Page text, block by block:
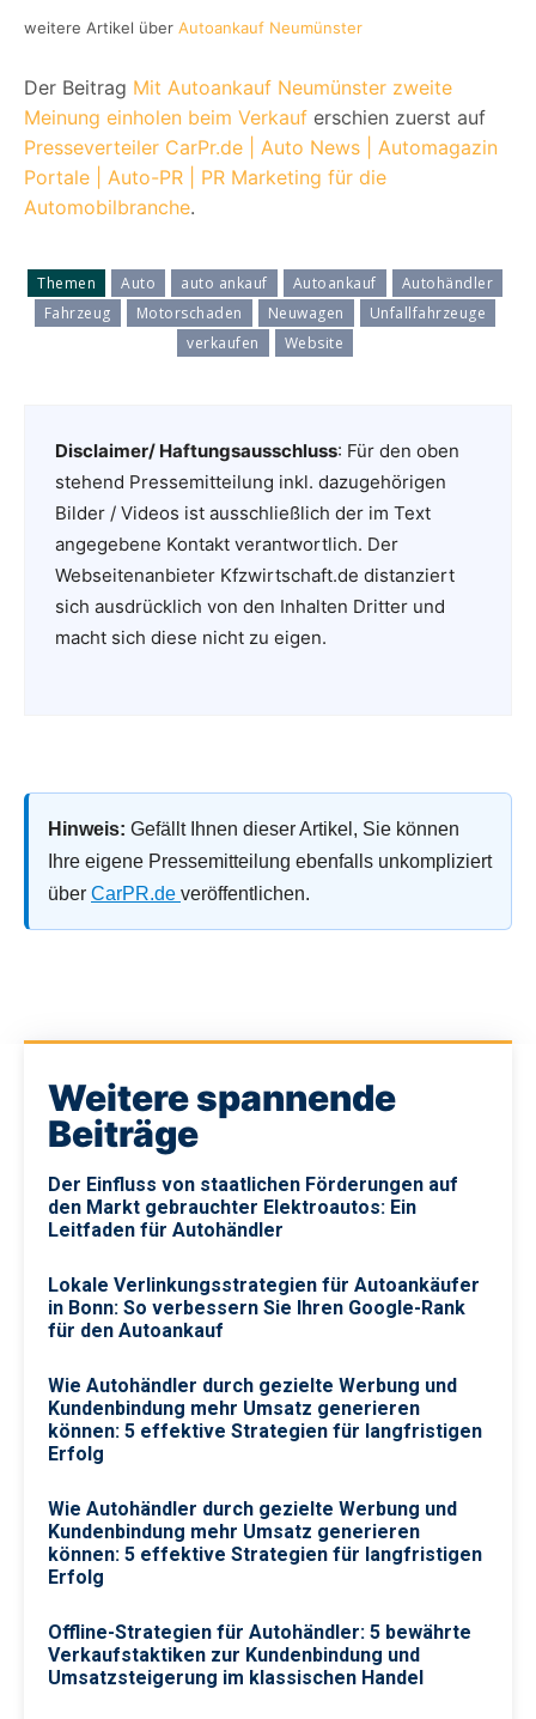
weitere Artikel über Autoankauf Neumünster
Der Beitrag Mit Autoankauf Neumünster zweite
Meinung einholen beim Verkauf erschien zuerst auf
Presseverteiler CarPr.de | Auto News | Automagazin
Portale | Auto-PR | PR Marketing für die
Automobilbranche.
Themen Auto auto ankauf Autoankauf
Autohändler
Fahrzeug
Motorschaden Neuwagen
Unfallfahrzeuge
verkaufen
Website
Disclaimer/ Haftungsausschluss: Für den oben
stehend Pressemitteilung inkl. dazugehörigen
Bilder / Videos ist ausschließlich der im Text
angegebene Kontakt verantwortlich. Der
Webseitenanbieter Kfzwirtschaft.de distanziert
sich ausdrücklich von den Inhalten Dritter und
macht sich diese nicht zu eigen.
Hinweis: Gefällt Ihnen dieser Artikel, Sie können
Ihre eigene Pressemitteilung ebenfalls unkompliziert
über CarPR.de veröffentlichen.
Weitere spannende
Beiträge
Der Einfluss von staatlichen Förderungen auf
den Markt gebrauchter Elektroautos: Ein
Leitfaden für Autohändler
Lokale Verlinkungsstrategien für Autoankäufer
in Bonn: So verbessern Sie Ihren Google-Rank
für den Autoankauf
Wie Autohändler durch gezielte Werbung und
Kundenbindung mehr Umsatz generieren
können: 5 effektive Strategien für langfristigen
Erfolg
Wie Autohändler durch gezielte Werbung und
Kundenbindung mehr Umsatz generieren
können: 5 effektive Strategien für langfristigen
Erfolg
Offline-Strategien für Autohändler: 5 bewährte
Verkaufstaktiken zur Kundenbindung und
Umsatzsteigerung im klassischen Handel